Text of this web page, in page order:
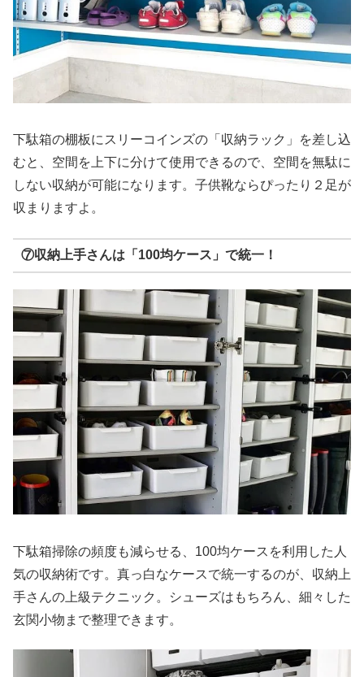
下駄箱の棚板にスリーコインズの「収納ラック」を差し込
むと、空間を上下に分けて使用できるので、空間を無駄に
しない収納が可能になります。子供靴ならぴったり２足が
収まりますよ。
⑦収納上手さんは「100均ケース」で統一！
下駄箱掃除の頻度も減らせる、100均ケースを利用した人
気の収納術です。真っ白なケースで統一するのが、収納上
手さんの上級テクニック。シューズはもちろん、細々した
玄関小物まで整理できます。